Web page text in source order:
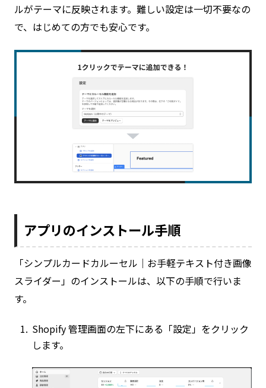
ルがテーマに反映されます。難しい設定は一切不要なの
で、はじめての方でも安心です。
アプリのインストール手順
「シンプルカードカルーセル｜お手軽テキスト付き画像
スライダー」のインストールは、以下の手順で行いま
す。
Shopify 管理画面の左下にある「設定」をクリック
します。